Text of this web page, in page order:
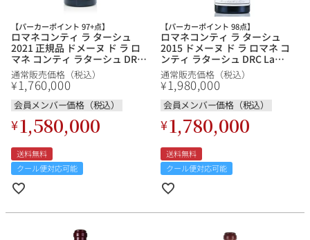
【パーカーポイント 97+点】
ロマネコンティ ラ ターシュ
2021 正規品 ドメーヌ ド ラ ロ
マネ コンティ ラターシュ DRC
La Tache フランス ブルゴーニ
ュ 赤ワイン
通常販売価格（税込）
¥1,760,000
会員メンバー価格（税込）
¥1,580,000
送料無料
クール便対応可能
【パーカーポイント 98点】
ロマネコンティ ラ ターシュ
2015 ドメーヌ ド ラ ロマネ コ
ンティ ラターシュ DRC La
Tache フランス ブルゴーニュ
赤ワイン
通常販売価格（税込）
¥1,980,000
会員メンバー価格（税込）
¥1,780,000
送料無料
クール便対応可能